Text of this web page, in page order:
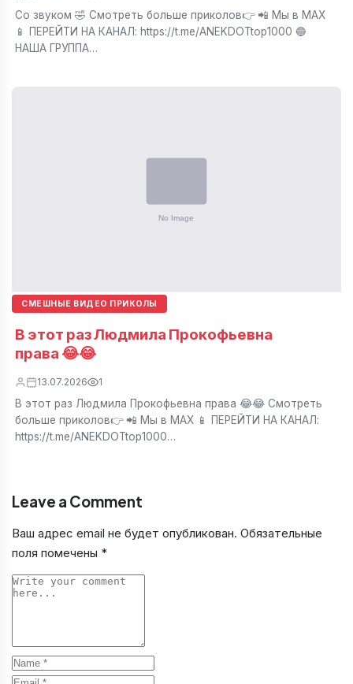
Со звуком 🤣 Смотреть больше приколов👉 📲 Мы в МАХ
📱 ПЕРЕЙТИ НА КАНАЛ: https://t.me/ANEKDOTtop1000 🔵
НАША ГРУППА…
СМЕШНЫЕ ВИДЕО ПРИКОЛЫ
В этот раз Людмила Прокофьевна
права 😂😂
13.07.2026 1
В этот раз Людмила Прокофьевна права 😂😂 Смотреть
больше приколов👉 📲 Мы в МАХ 📱 ПЕРЕЙТИ НА КАНАЛ:
https://t.me/ANEKDOTtop1000…
Leave a Comment
Ваш адрес email не будет опубликован. Обязательные
поля помечены *
Comment
Name